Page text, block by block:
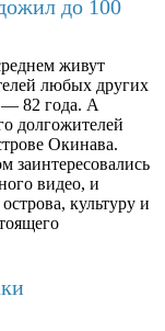
до 100
живут
любых других
— 82 года. А
долгожителей
Окинава.
заинтересовались
видео, и
культуру и